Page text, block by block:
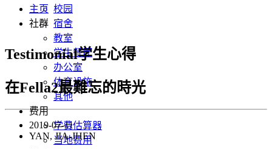
校园
宿舍
教室
学生餐厅
办公室
体育设施
其他
费用
学费估算器
当地费用
主页
社群
Testimonial学生心得
在Fella2最難忘的時光
2019-07-11
YAN, JIA-JHEN